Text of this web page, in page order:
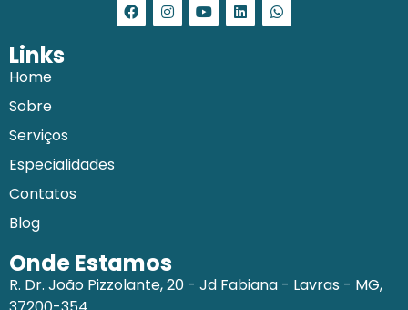
Links
Home
Sobre
Serviços
Especialidades
Contatos
Blog
Onde Estamos
R. Dr. João Pizzolante, 20 - Jd Fabiana - Lavras - MG,